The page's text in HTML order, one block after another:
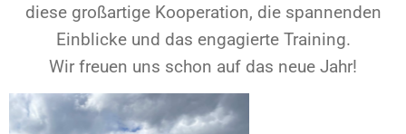
diese großartige Kooperation, die spannenden
Einblicke und das engagierte Training.
Wir freuen uns schon auf das neue Jahr!